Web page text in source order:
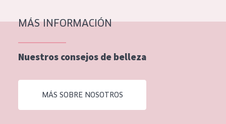
Piel madura
Piel menopáusica
EDAD
MÁS INFORMACIÓN
Nuestros consejos de belleza
MÁS SOBRE NOSOTROS